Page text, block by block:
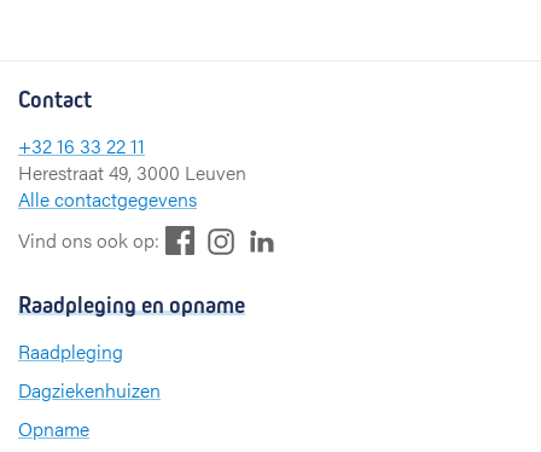
Contact
+32 16 33 22 11
Herestraat 49, 3000 Leuven
Alle contactgegevens
Vind ons ook op:
e
t
Raadpleging en opname
Raadpleging
Dagziekenhuizen
Opname